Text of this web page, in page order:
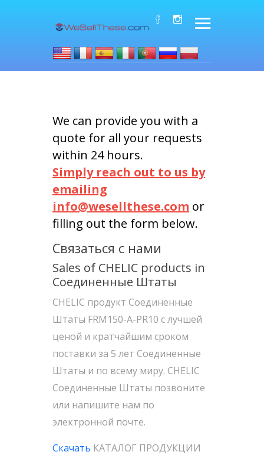
We can provide you with a
quote for all your requests
within 24 hours.
Simply reach out to us by
emailing
info@wesellthese.com or
filling out the form below.
Связаться с нами
Sales of CHELIC products in
Соединенные Штаты
CHELIC продукт Соединенные
Штаты FRM150-A-PR10 с лучшей
ценой и кратчайшим сроком
поставки за 5 лет Соединенные
Штаты и по всему миру. CHELIC
Соединенные Штаты позвоните
или напишите нам по
электронной почте.
Скачать КАТАЛОГ ПРОДУКЦИИ